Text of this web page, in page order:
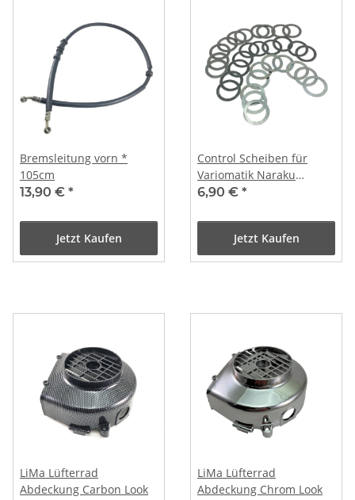
Bremsleitung vorn *
105cm
13,90 € *
Jetzt Kaufen
Control Scheiben für
Variomatik Naraku
Speed-up-Kit für GY6 /
6,90 € *
Jetzt Kaufen
LiMa Lüfterrad
Abdeckung Carbon Look
LiMa Lüfterrad
Abdeckung Chrom Look